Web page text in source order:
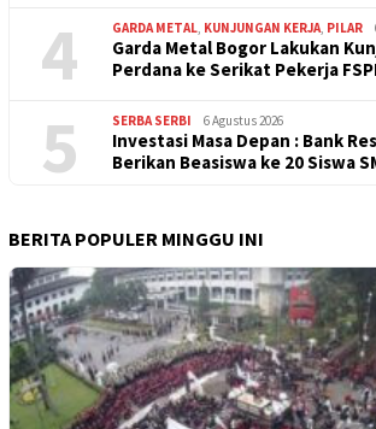
4 GARDA METAL, KUNJUNGAN KERJA, PILAR
Garda Metal Bogor Lakukan
Perdana ke Serikat Pekerja
5 SERBA SERBI 6 Agustus 2026
Investasi Masa Depan : Bank
Berikan Beasiswa ke 20 Siswa
BERITA POPULER MINGGU INI